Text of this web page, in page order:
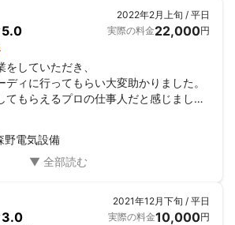
5.0
2022年2月上旬 / 平日
実際の料金22,000円
していただき、
ィに行ってもらい大変助かりました。
てもらえるプロの仕事人だと感じまし
野電気設備
3.0
2021年12月下旬 / 平日
実際の料金10,000円